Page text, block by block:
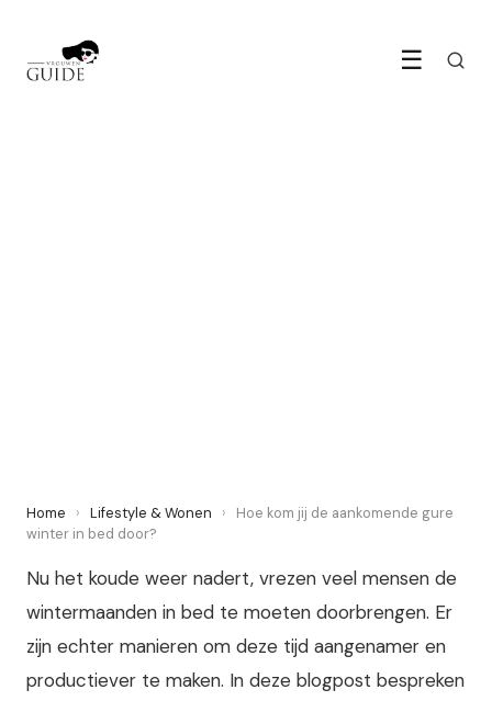
☰
Home › Lifestyle & Wonen ›
Hoe kom jij de aankomende gure
winter in bed door?
Nu het koude weer nadert, vrezen veel mensen de
wintermaanden in bed te moeten doorbrengen. Er
zijn echter manieren om deze tijd aangenamer en
productiever te maken. In deze blogpost bespreken